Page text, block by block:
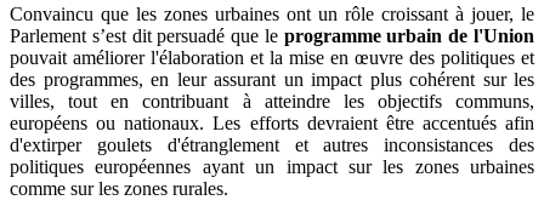
Convaincu que les zones urbaines ont un rôle croissant à jouer, le
Parlement s’est dit persuadé que le programme urbain de l'Union
pouvait améliorer l'élaboration et la mise en œuvre des politiques et
des programmes, en leur assurant un impact plus cohérent sur les
villes, tout en contribuant à atteindre les objectifs communs,
européens ou nationaux. Les efforts devraient être accentués afin
d'extirper goulets d'étranglement et autres inconsistances des
politiques européennes ayant un impact sur les zones urbaines
comme sur les zones rurales.